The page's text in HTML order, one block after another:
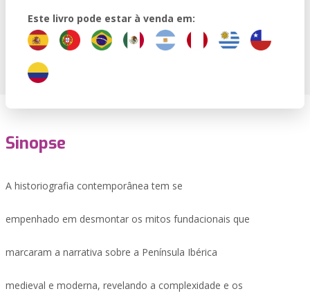
Este livro pode estar à venda em:
Sinopse
A historiografia contemporânea tem se
empenhado em desmontar os mitos fundacionais que
marcaram a narrativa sobre a Península Ibérica
medieval e moderna, revelando a complexidade e os